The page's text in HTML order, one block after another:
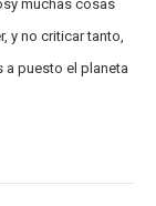
muchas cosas
y no criticar tanto,
puesto el planeta